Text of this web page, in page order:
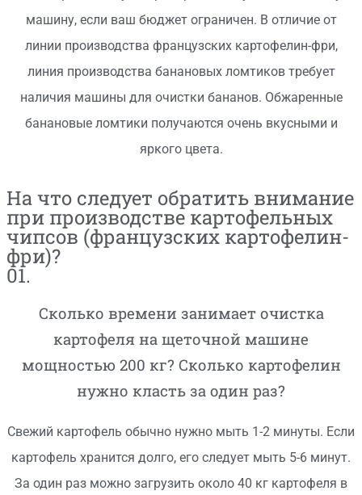
машину, если ваш бюджет ограничен. В отличие от
линии производства французских картофелин-фри,
линия производства банановых ломтиков требует
наличия машины для очистки бананов. Обжаренные
банановые ломтики получаются очень вкусными и
яркого цвета.
На что следует обратить внимание
при производстве картофельных
чипсов (французских картофелин-
фри)?
01.
Сколько времени занимает очистка
картофеля на щеточной машине
мощностью 200 кг? Сколько картофелин
нужно класть за один раз?
Свежий картофель обычно нужно мыть 1-2 минуты. Если
картофель хранится долго, его следует мыть 5-6 минут.
За один раз можно загрузить около 40 кг картофеля в